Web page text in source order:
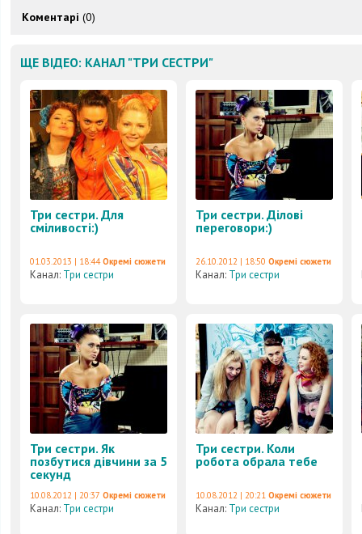
Коментарі (0)
ЩЕ ВІДЕО: КАНАЛ "ТРИ СЕСТРИ"
Три сестри. Для
сміливості:)
01.03.2013 | 18:44 Окремі сюжети
Канал: Три сестри
Три сестри. Ділові
переговори:)
26.10.2012 | 18:50 Окремі сюжети
Канал: Три сестри
Три сестри. Як
позбутися дівчини за 5
секунд
10.08.2012 | 20:37 Окремі сюжети
Канал: Три сестри
Три сестри. Коли
робота обрала тебе
10.08.2012 | 20:21 Окремі сюжети
Канал: Три сестри